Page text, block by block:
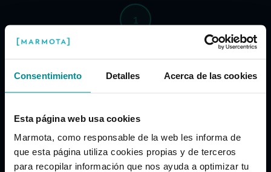
Consentimiento Detalles Acerca de las cookies
Esta página web usa cookies
Marmota, como responsable de la web les informa de
que esta página utiliza cookies propias y de terceros
para recopilar información que nos ayuda a optimizar tu
1
Metodología clínica validada
la Escala Atenas de Insomnio para medir el
sueño de forma objetiva.
Seguimiento real en casa
Los participantes duermen con el producto en